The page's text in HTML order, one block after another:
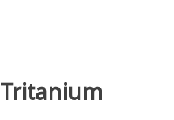
Tritanium